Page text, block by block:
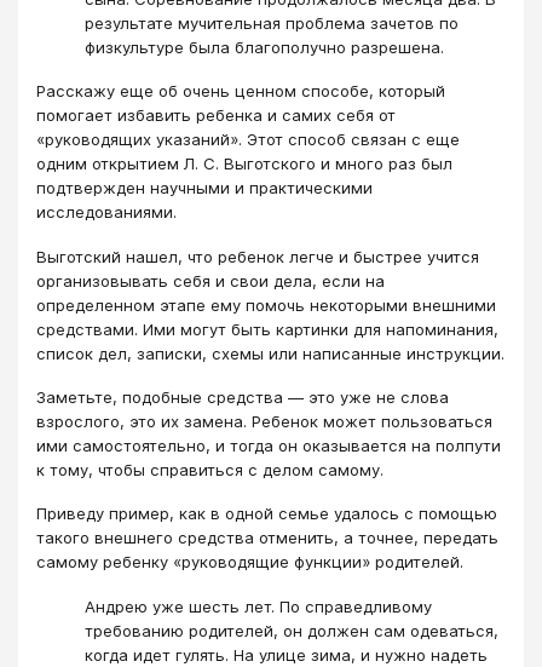
результате мучительная проблема зачетов по
физкультуре была благополучно разрешена.
Расскажу еще об очень ценном способе, который
помогает избавить ребенка и самих себя от
«руководящих указаний». Этот способ связан с еще
одним открытием Л. С. Выготского и много раз был
подтвержден научными и практическими
исследованиями.
Выготский нашел, что ребенок легче и быстрее учится
организовывать себя и свои дела, если на
определенном этапе ему помочь некоторыми внешними
средствами. Ими могут быть картинки для напоминания,
список дел, записки, схемы или написанные инструкции.
Заметьте, подобные средства — это уже не слова
взрослого, это их замена. Ребенок может пользоваться
ими самостоятельно, и тогда он оказывается на полпути
к тому, чтобы справиться с делом самому.
Приведу пример, как в одной семье удалось с помощью
такого внешнего средства отменить, а точнее, передать
самому ребенку «руководящие функции» родителей.
Андрею уже шесть лет. По справедливому
требованию родителей, он должен сам одеваться,
когда идет гулять. На улице зима, и нужно надеть